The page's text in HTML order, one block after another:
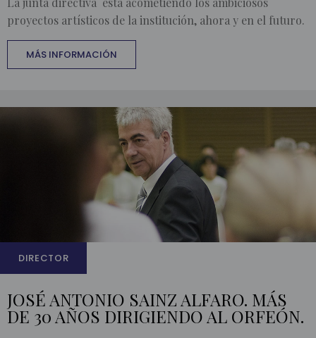
proyectos artísticos de la institución, ahora y en el futuro.
MÁS INFORMACIÓN
DIRECTOR
JOSÉ ANTONIO SAINZ ALFARO. MÁS
DE 30 AÑOS DIRIGIENDO AL ORFEÓN.